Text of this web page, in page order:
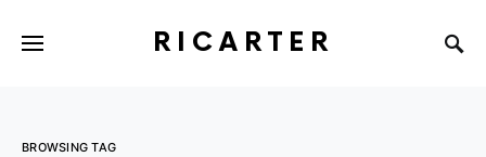
RICARTER
BROWSING TAG